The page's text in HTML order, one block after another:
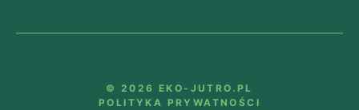
© 2026 EKO-JUTRO.PL
POLITYKA PRYWATNOŚCI